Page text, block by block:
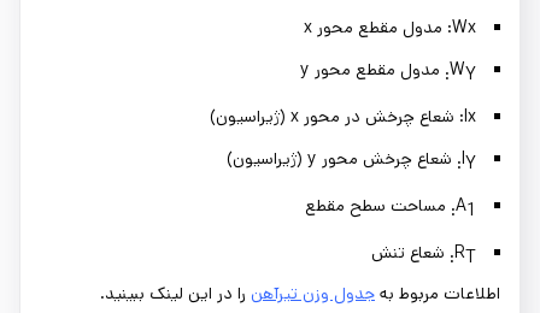
Wx: مدول مقطع محور x
WY:
مدول مقطع محور y
Ix: شعاع چرخش در محور x (ژیراسیون)
IY: شعاع چرخش محور y (ژیراسیون)
A1:
مساحت سطح مقطع
RT:
شعاع تنش
اطلاعات مربوط به جدول وزن تیرآهن را در این لینک ببینید.